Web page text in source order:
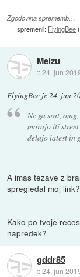
Zgodovina sprememb…
spremenil: FlyingBee(
Meizu
::24. jun
FlyingBee je24. jun
Ne ga srat,
morajo iti
delajo latest in
A imas tezave z
spregledal moj link?
Kako po tvoje
napredek?
gddr85
::24. jun